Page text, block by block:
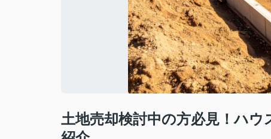
土地売却検討中の方必見！ハ